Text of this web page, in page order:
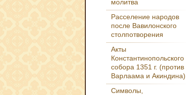
молитва
Расселение народов
после Вавилонского
столпотворения
Акты
Константинопольского
собора 1351 г. (против
Варлаама и Акиндина)
Символы,